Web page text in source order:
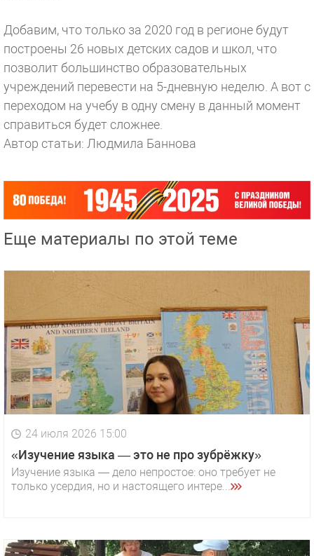
Добавим, что только за 2020 год в регионе будут
построены 26 новых детских садов и школ, что
позволит большинство образовательных
учреждений перевести на 5-дневную неделю. А вот с
переходом на учебу в одну смену в данный момент
справиться будет сложнее.
Автор статьи: Людмила Баннова
Еще материалы по этой теме
24 июля 2026 15:00
«Изучение языка — это не про зубрёжку»
Изучение языка — дело непростое: оно требует не
только усердия, но и настоящего интере...